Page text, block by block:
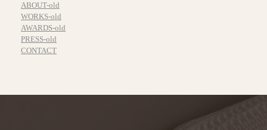
ABOUT-old
WORKS-old
AWARDS-old
PRESS-old
CONTACT